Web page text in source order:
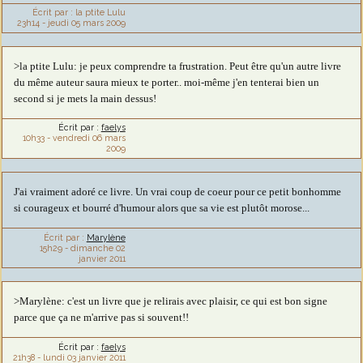
Écrit par : la ptite Lulu
23h14- jeudi 05 mars 2009
>la ptite Lulu: je peux comprendre ta frustration. Peut être qu'un autre livre
du même auteur saura mieux te porter.. moi-même j'en tenterai bien un
second si je mets la main dessus!
Écrit par : faelys
10h33- vendredi 06 mars
2009
J'ai vraiment adoré ce livre. Un vrai coup de coeur pour ce petit bonhomme
si courageux et bourré d'humour alors que sa vie est plutôt morose...
Écrit par : Marylène
15h29- dimanche 02
janvier 2011
>Marylène: c'est un livre que je relirais avec plaisir, ce qui est bon signe
parce que ça ne m'arrive pas si souvent!!
Écrit par : faelys
21h38- lundi 03 janvier 2011